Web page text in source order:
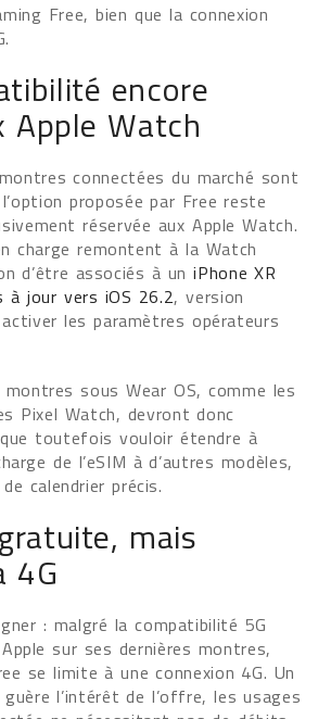
Free, bien que la connexion
encore
Apple Watch
connectées du marché sont
proposée par Free reste
réservée aux Apple Watch.
charge remontent à la Watch
d’être associés à uniPhone XR
à jour vers iOS 26.2, version
les paramètres opérateurs
sous Wear OS, comme les
Pixel Watch, devront donc
toutefois vouloir étendre à
de l’eSIM à d’autres modèles,
calendrier précis.
mais
4G
: malgré la compatibilité 5G
sur ses dernières montres,
se limite à une connexion 4G. Un
guère l’intérêt de l’offre, les usages